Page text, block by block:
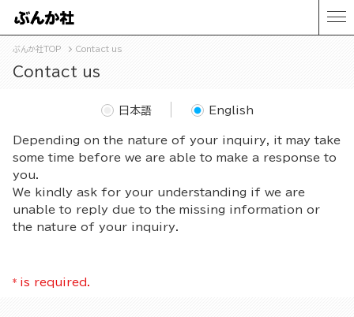
ぶんか社TOP Contact us
Contact us
Depending on the nature of your inquiry, it may take
some time before we are able to make a response to
you.
We kindly ask for your understanding if we are
unable to reply due to the missing information or
the nature of your inquiry.
日本語 English
* is required.